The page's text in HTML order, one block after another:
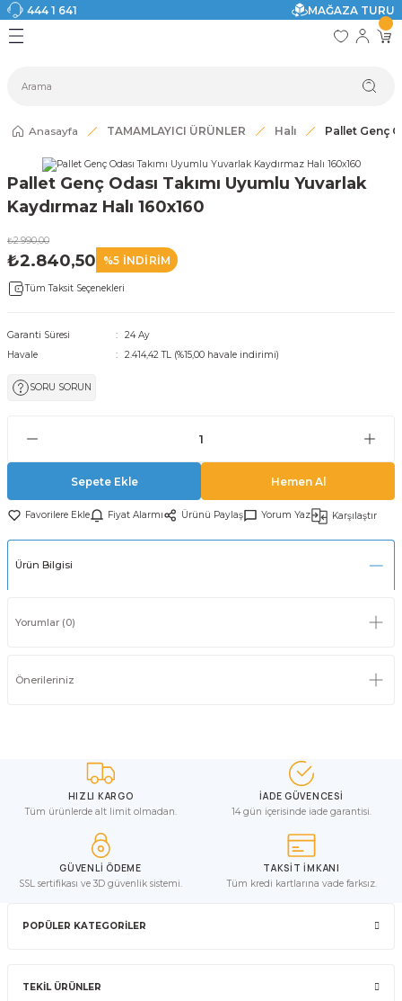
444 1 641
MAĞAZA TURU
Geri Dön
Geri Dön
Geri Dön
Geri Dön
Geri Dön
Geri Dön
Anasayfa TAMAMLAYICI ÜRÜNLER Halı Pallet Genç
Pallet Genç Odası Takımı Uyumlu Yuvarlak
Kaydırmaz Halı 160x160
₺2.990,00
₺2.840,50 %5 İNDİRİM
Tüm Taksit Seçenekleri
Garanti Süresi
24 Ay
Havale
2.414,42 TL (%15,00 havale indirimi)
SORU SORUN
Sepete Ekle Hemen Al
Fiyat Alarmı Ürünü Paylaş Yorum Yaz Karşılaştır
Ürün Bilgisi
Yorumlar (0)
Önerileriniz
HIZLI KARGO
Tüm ürünlerde alt limit olmadan.
İADE GÜVENCESİ
14 gün içerisinde iade garantisi.
GÜVENLİ ÖDEME
SSL sertifikası ve 3D güvenlik sistemi.
TAKSİT İMKANI
Tüm kredi kartlarına vade farksız.
POPÜLER KATEGORİLER
TEKİL ÜRÜNLER